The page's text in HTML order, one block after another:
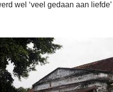
wel ‘veel gedaan aan